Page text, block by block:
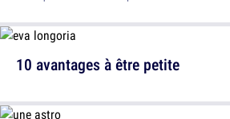
10 avantages à être petite